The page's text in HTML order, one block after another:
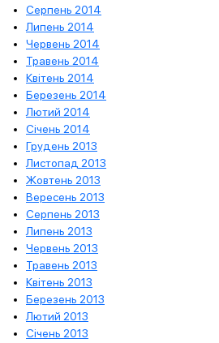
Серпень 2014
Липень 2014
Червень 2014
Травень 2014
Квітень 2014
Березень 2014
Лютий 2014
Січень 2014
Грудень 2013
Листопад 2013
Жовтень 2013
Вересень 2013
Серпень 2013
Липень 2013
Червень 2013
Травень 2013
Квітень 2013
Березень 2013
Лютий 2013
Січень 2013